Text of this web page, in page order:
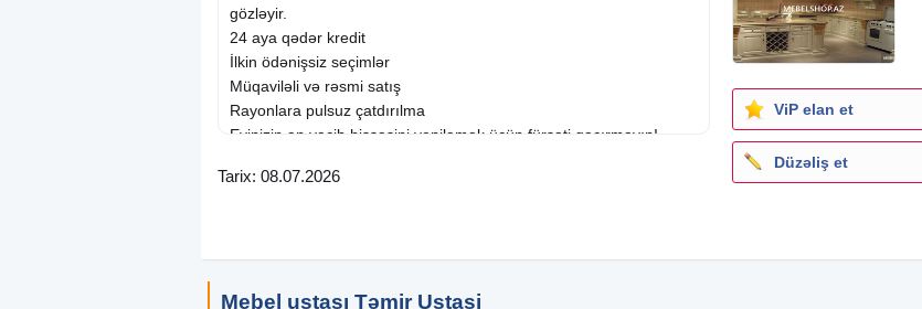
gözləyir.
24 aya qədər kredit
İlkin ödənişsiz seçimlər
Müqaviləli və rəsmi satış
Rayonlara pulsuz çatdırılma
Evinizin ən vacib hissəsini yeniləmək üçün fürsəti qaçırmayın!
Tarix: 08.07.2026
ViP elan et
Düzəliş et
Mebel ustası Təmir Ustasi